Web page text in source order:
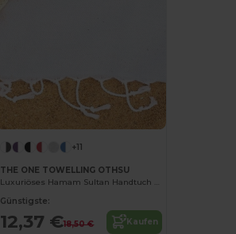
+11
THE ONE TOWELLING OTHSU
Luxuriöses Hamam Sultan Handtuch mit Streifen
Günstigste:
12,37 €18,50 € Kaufen